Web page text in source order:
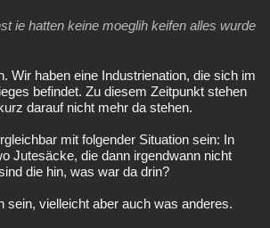
ie hatten keine moeglih keifen alles wurde
Wir haben eine Industrienation, die sich im
befindet. Zu diesem Zeitpunkt stehen
darauf nicht mehr da stehen.
mit folgender Situation sein: In
Jutesäcke, die dann irgendwann nicht
die hin, was war da drin?
sein, vielleicht aber auch was anderes.